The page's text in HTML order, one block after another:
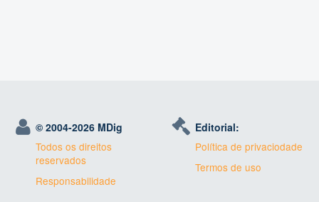
© 2004-2026 MDig
Todos os direitos
reservados
Responsabilidade
Editorial:
Política de privaciodade
Termos de uso